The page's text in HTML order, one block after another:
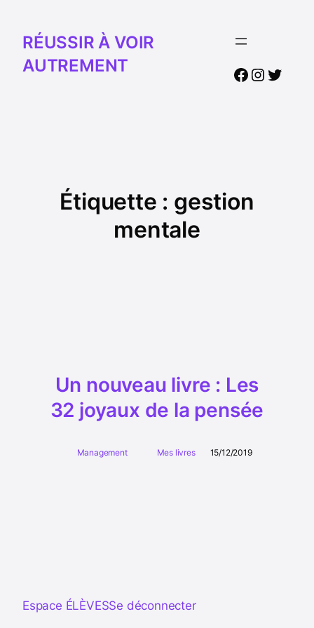
RÉUSSIR À VOIR
AUTREMENT
Facebook
Étiquette : gestion
mentale
Un nouveau livre : Les
32 joyaux de la pensée
Management Mes livres 15/12/2019
Espace ÉLÈVESSe déconnecter